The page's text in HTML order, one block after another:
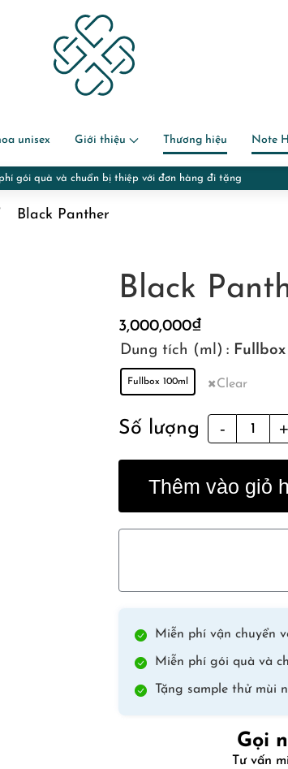
unisex Giới thiệu Thương hiệu Note
gói quà và chuẩn bị thiệp với đơn hàng đi tặng
Black Panther
Black
3,000,000₫
Dung tích (ml) :
Fullbox 100ml Clear
Số lượng
Panther
quantity
Thêm vào giỏ
Miễn phí vận chuyển
Miễn phí gói quà và
Tặng sample thử
Gọi
Tư vấn